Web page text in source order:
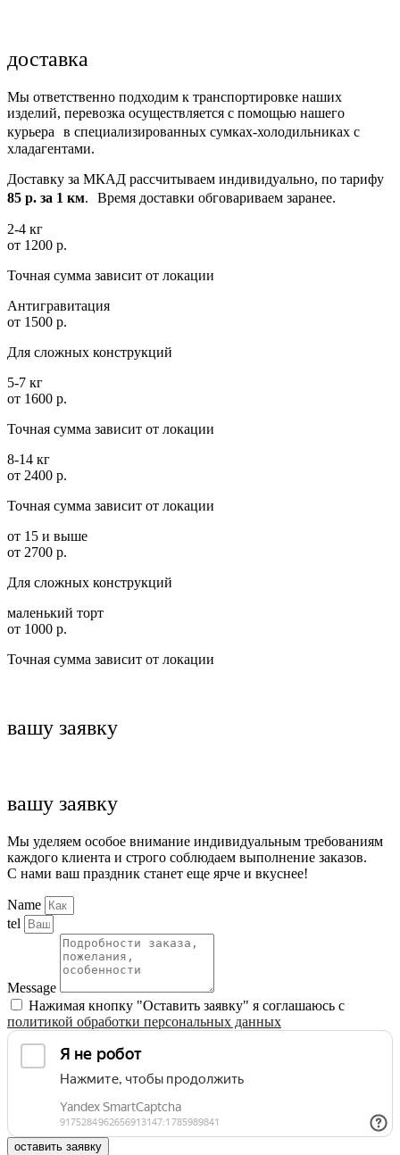
доставка
Мы ответственно подходим к транспортировке наших
изделий, перевозка осуществляется с помощью нашего
курьера в специализированных сумках-холодильниках с
хладагентами.
Доставку за МКАД рассчитываем индивидуально, по тарифу
85 р. за 1 км. Время доставки обговариваем заранее.
2-4 кг
от 1200 р.
Точная сумма зависит от локации
Антигравитация
от 1500 р.
Для сложных конструкций
5-7 кг
от 1600 р.
Точная сумма зависит от локации
8-14 кг
от 2400 р.
Точная сумма зависит от локации
от 15 и выше
от 2700 р.
Для сложных конструкций
маленький торт
от 1000 р.
Точная сумма зависит от локации
вашу заявку
вашу заявку
Мы уделяем особое внимание индивидуальным требованиям
каждого клиента и строго соблюдаем выполнение заказов.
С нами ваш праздник станет еще ярче и вкуснее!
Name
tel
Message
Нажимая кнопку "Оставить заявку" я соглашаюсь с
политикой обработки персональных данных
оставить заявку